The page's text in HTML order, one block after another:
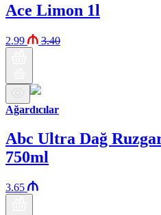
Ace Limon 1l
2.99 3.40
Ağardıcılar
Abc Ultra Dağ
750ml
3.65